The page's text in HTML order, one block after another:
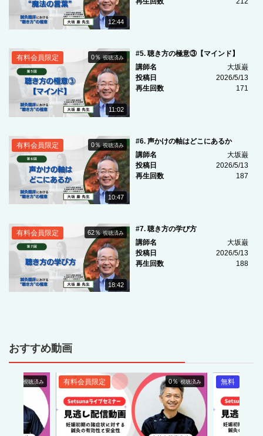
12:44
11:02
0％視聴済み
有料会員限定
#5. 聴き方の極意③【マインド】
講師名
大坂巌
投稿日
2026/5/13
再生回数
171
10:47
0％視聴済み
有料会員限定
#6. 声かけの軸はどこにあるか
講師名
大坂巌
投稿日
2026/5/13
再生回数
187
18:42
62％視聴済み
有料会員限定
#7. 聴き方の学び方
講師名
大坂巌
投稿日
2026/5/13
再生回数
188
おすすめ動画
視聴済み 0％視聴済み
有料会員限定 無料